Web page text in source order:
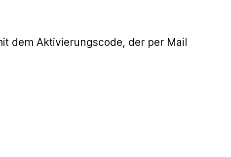
dem Aktivierungscode, der per Mail